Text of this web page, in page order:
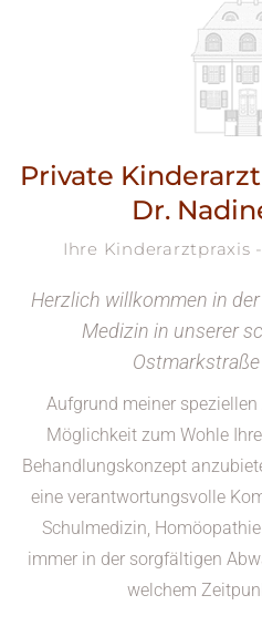
Private
Dr.
Ihre Kinderarztpraxis
Herzlich willkommen in
Medizin in unserer
Aufgrund meiner
Möglichkeit zum Wohle
Behandlungskonzept
eine verantwortungsvolle
Schulmedizin,
immer in der sorgfältigen
welchem